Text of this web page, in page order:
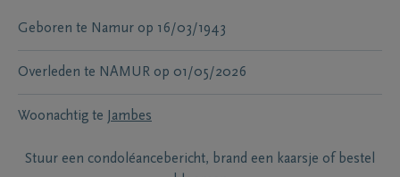
Geboren te Namur op 16/03/1943
Overleden te NAMUR op 01/05/2026
Woonachtig te Jambes
Stuur een condoléancebericht, brand een kaarsje of bestel